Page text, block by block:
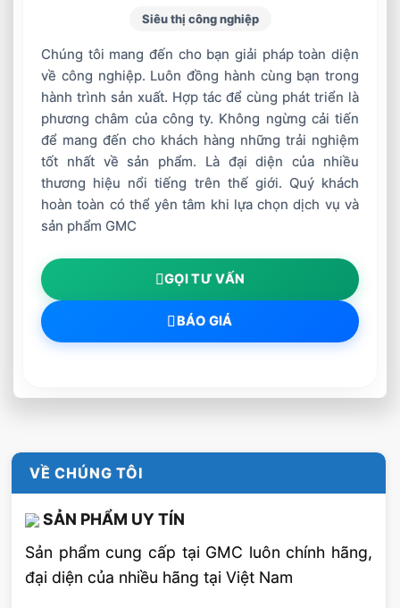
VỀ CHÚNG TÔI
SẢN PHẨM UY TÍN
Sản phẩm cung cấp tại GMC luôn chính hãng,
đại diện của nhiều hãng tại Việt Nam
Các vị trí kiểm tra đối với hàn giáp mối nói tấm
Siêu thị công nghiệp
Chúng tôi mang đến cho bạn giải pháp toàn diện
về công nghiệp. Luôn đồng hành cùng bạn trong
hành trình sản xuất. Hợp tác để cùng phát triển là
phương châm của công ty. Không ngừng cải tiến
để mang đến cho khách hàng những trải nghiệm
tốt nhất về sản phẩm. Là đại diện của nhiều
thương hiệu nổi tiếng trên thế giới. Quý khách
hoàn toàn có thể yên tâm khi lựa chọn dịch vụ và
sản phẩm GMC
GỌI TƯ VẤN
BÁO GIÁ